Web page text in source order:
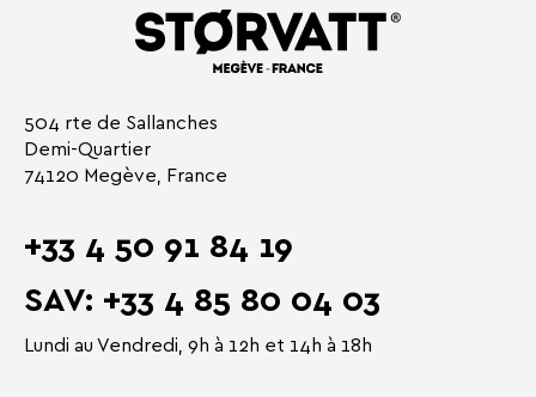
504 rte de Sallanches
Demi-Quartier
74120 Megève, France
+33 4 50 91 84 19
SAV: +33 4 85 80 04 03
Lundi au Vendredi, 9h à 12h et 14h à 18h